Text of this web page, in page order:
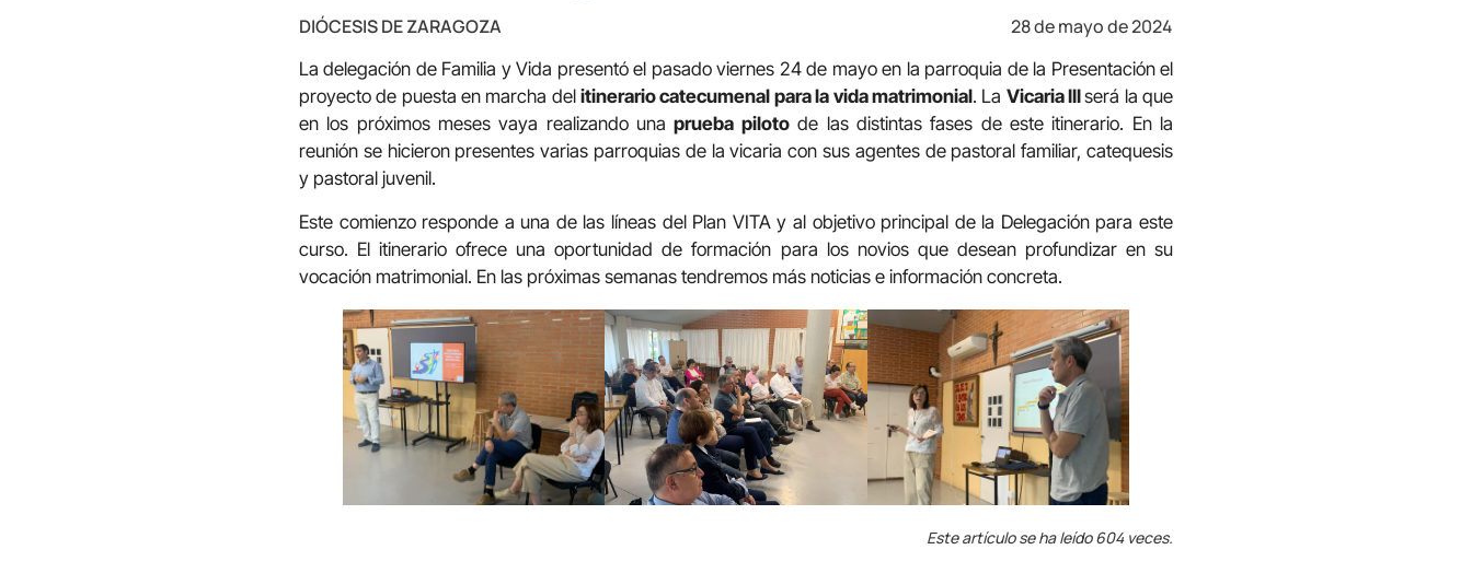
DIÓCESIS DE ZARAGOZA 28 de mayo de 2024
La delegación de Familia y Vida presentó el pasado viernes 24 de mayo en la parroquia de la Presentación el
proyecto de puesta en marcha delitinerario catecumenal para la vida matrimonial. La Vicaria IIIserá la que
en los próximos meses vaya realizando unaprueba pilotode las distintas fases de este itinerario. En la
reunión se hicieron presentes varias parroquias de la vicaria con sus agentes de pastoral familiar, catequesis
y pastoral juvenil.
Este comienzo responde a una de las líneas del Plan VITA y al objetivo principal de la Delegación para este
curso. El itinerario ofrece una oportunidad de formación para los novios que desean profundizar en su
vocación matrimonial. En las próximas semanas tendremos más noticias e información concreta.
Este artículo se ha leído 604 veces.